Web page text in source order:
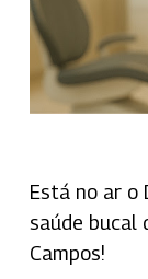
Está no ar o
saúde bucal
Campos!